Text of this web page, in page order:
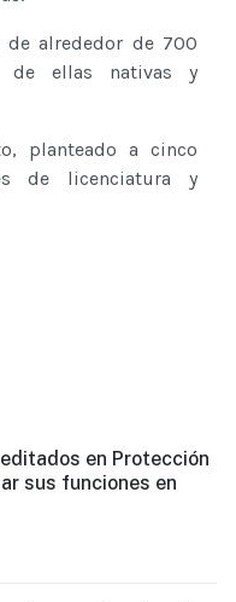
de alrededor de 700
de ellas nativas y
planteado a cinco
de licenciatura y
en Protección
sus funciones en